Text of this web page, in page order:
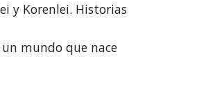
y Korenlei. Historias
mundo que nace